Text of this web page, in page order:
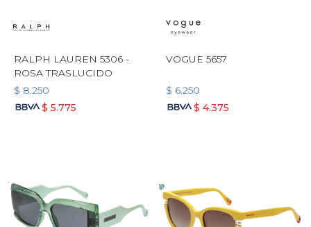
RALPH LAUREN 5306 -
ROSA TRASLUCIDO
$ 8.250
$ 5.775
VOGUE 5657
$ 6.250
$ 4.375